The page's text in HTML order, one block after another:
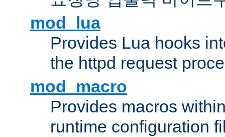
mod_lua
Provides Lua hooks
the httpd request
mod_macro
Provides macros
runtime configuration